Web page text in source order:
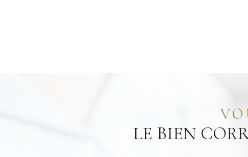
LE BIEN